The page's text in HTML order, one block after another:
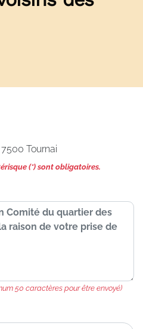
Tournai
(*) sont obligatoires.
50 caractères pour être envoyé)